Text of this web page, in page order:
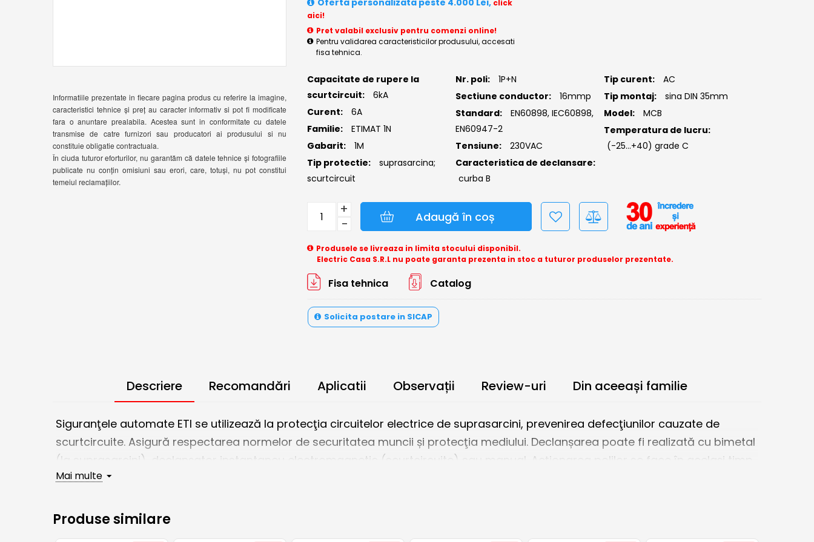
Informatiile prezentate in fiecare pagina produs cu referire la imagine,
caracteristici tehnice și preț au caracter informativ si pot fi modificate
fara o anuntare prealabila. Acestea sunt in conformitate cu datele
transmise de catre furnizori sau producatori ai produsului si nu
constituie obligatie contractuala.
În ciuda tuturor eforturilor, nu garantăm că datele tehnice și fotografiile
publicate nu conțin omisiuni sau erori, care, totuși, nu pot constitui
temeiul reclamațiilor.
Oferta personalizata peste 4.000 Lei, click
aici!
Pret valabil exclusiv pentru comenzi online!
Pentru validarea caracteristicilor produsului, accesati
fisa tehnica.
Capacitate de rupere la
scurtcircuit:
6kA
Curent:
6A
Familie:
ETIMAT 1N
Gabarit:
1M
Nr. poli:
1P+N
Sectiune conductor:
16mmp
Standard:
EN60898, IEC60898,
EN60947-2
Tensiune:
230VAC
Tip curent:
AC
Tip montaj:
sina DIN 35mm
Model:
MCB
Temperatura de lucru:
(-25...+40) grade C
Tip protectie:
suprasarcina;
scurtcircuit
Caracteristica de declansare:
curba B
+
−
Adaugă în coș
Produsele se livreaza in limita stocului disponibil.
Electric Casa S.R.L nu poate garanta prezenta in stoc a tuturor produselor prezentate.
Fisa tehnica Catalog
Solicita postare in SICAP
Descriere Recomandări Aplicatii Observații Review-uri Din aceeași familie
Siguranţele automate ETI se utilizează la protecţia circuitelor electrice de suprasarcini, prevenirea defecţiunilor cauzate de
scurtcircuite. Asigură respectarea normelor de securitatea muncii și protecţia mediului. Declanșarea poate fi realizată cu bimetal
(la suprasarcini), declanșator instantaneu electromagnetic (scurtcircuite) sau manual. Acţionarea polilor se face în același timp.
Electric Casa recomanda disjunctor bipolar ETI.
Mai multe
Produse similare